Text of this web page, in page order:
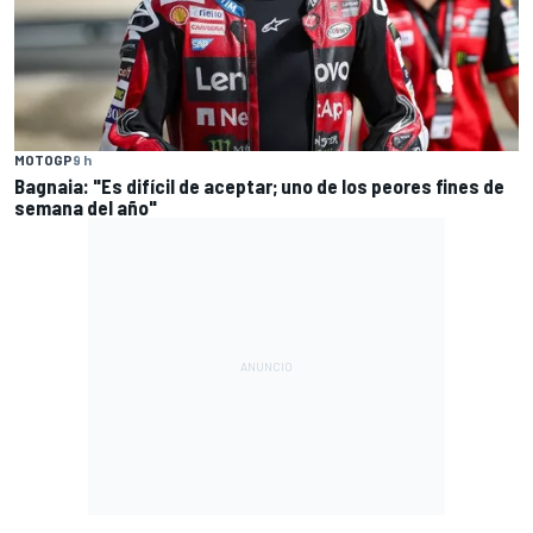
MOTOGP9 h
Bagnaia: "Es difícil de aceptar; uno de los peores fines de
semana del año"